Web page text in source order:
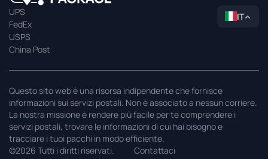
UPS
FedEx
USPS
China Post
IT
Questo sito web è una risorsa indipendente che fornisce
informazioni sui servizi postali. Non è associato a nessun corriere.
La nostra missione è rendere più facile per te comprendere i
servizi postali, trovare le informazioni di cui hai bisogno e
tracciare i tuoi pacchi in modo efficiente.
©2026 Tutti i diritti riservati.
Contattaci